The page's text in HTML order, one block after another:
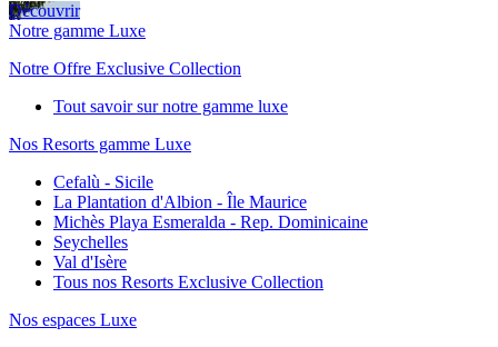
Découvrir
Notre gamme Luxe
Notre Offre Exclusive Collection
Tout savoir sur notre gamme luxe
Nos Resorts gamme Luxe
Cefalù - Sicile
La Plantation d'Albion - Île Maurice
Michès Playa Esmeralda - Rep. Dominicaine
Seychelles
Val d'Isère
Tous nos Resorts Exclusive Collection
Nos espaces Luxe